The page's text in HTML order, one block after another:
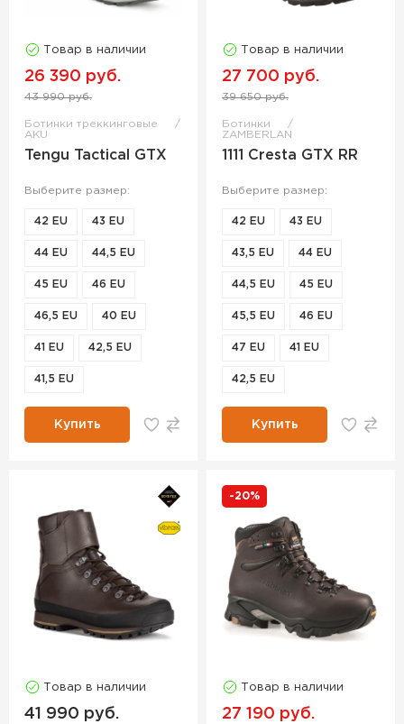
Товар в наличии
26 390 руб.
43 990 руб.
Ботинки треккинговые
AKU
Tengu Tactical GTX
Выберите размер:
42 EU 43 EU
44 EU 44,5 EU
45 EU 46 EU
46,5 EU 40 EU
41 EU 42,5 EU
41,5 EU
Купить
Товар в наличии
27 700 руб.
39 650 руб.
Ботинки
ZAMBERLAN
1111 Cresta GTX RR
Выберите размер:
42 EU 43 EU
43,5 EU 44 EU
44,5 EU 45 EU
45,5 EU 46 EU
47 EU 41 EU
42,5 EU
Купить
Товар в наличии
41 990 руб.
-20%
Товар в наличии
27 190 руб.